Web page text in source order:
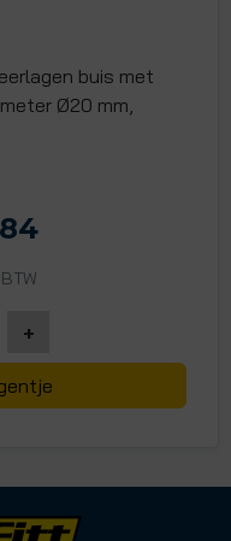
buis met
Ø20 mm,
84
+